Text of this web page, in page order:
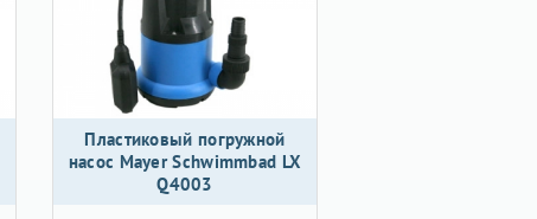
Пластиковый погружной
насос Mayer Schwimmbad LX
Q4003